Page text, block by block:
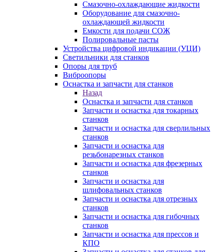
Смазочно-охлаждающие жидкости
Оборудование для смазочно-
охлаждающей жидкости
Емкости для подачи СОЖ
Полировальные пасты
Устройства цифровой индикации (УЦИ)
Светильники для станков
Опоры для труб
Виброопоры
Оснастка и запчасти для станков
Назад
Оснастка и запчасти для станков
Запчасти и оснастка для токарных
станков
Запчасти и оснастка для сверлильных
станков
Запчасти и оснастка для
резьбонарезных станков
Запчасти и оснастка для фрезерных
станков
Запчасти и оснастка для
шлифовальных станков
Запчасти и оснастка для отрезных
станков
Запчасти и оснастка для гибочных
станков
Запчасти и оснастка для прессов и
КПО